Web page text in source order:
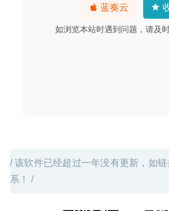
蓝奏云
如浏览本站时遇到问题，请及
/ 该软件已经超过一年没有更新，如
系！ /
AutoMounter 1.7.1 中文版-简洁而强
2021-05-02